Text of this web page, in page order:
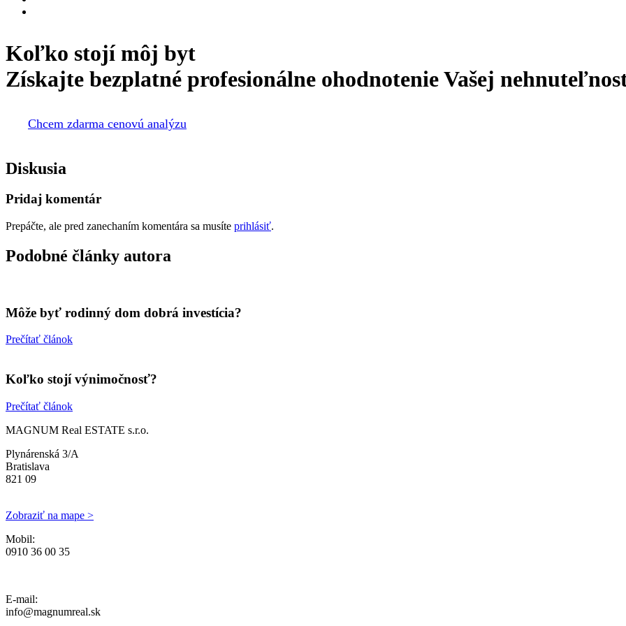
Koľko stojí môj byt
Získajte bezplatné profesionálne ohodnotenie Vašej
Chcem zdarma cenovú analýzu
Diskusia
Pridaj komentár
Prepáčte, ale pred zanechaním komentára sa musíte prihlásiť.
Podobné články autora
Môže byť rodinný dom dobrá investícia?
Prečítať článok
Koľko stojí výnimočnosť?
Prečítať článok
MAGNUM Real ESTATE s.r.o.
Plynárenská 3/A
Bratislava
821 09
Zobraziť na mape >
Mobil:
0910 36 00 35
E-mail:
info@magnumreal.sk